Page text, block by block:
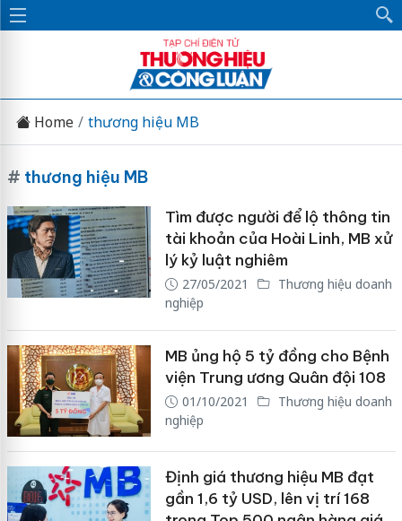
Home thương hiệu MB
# thương hiệu MB
Tìm được người để lộ thông tin
tài khoản của Hoài Linh, MB xử
lý kỷ luật nghiêm
27/05/2021
Thương hiệu doanh
nghiệp
MB ủng hộ 5 tỷ đồng cho Bệnh
viện Trung ương Quân đội 108
01/10/2021
Thương hiệu doanh
nghiệp
Định giá thương hiệu MB đạt
gần 1,6 tỷ USD, lên vị trí 168